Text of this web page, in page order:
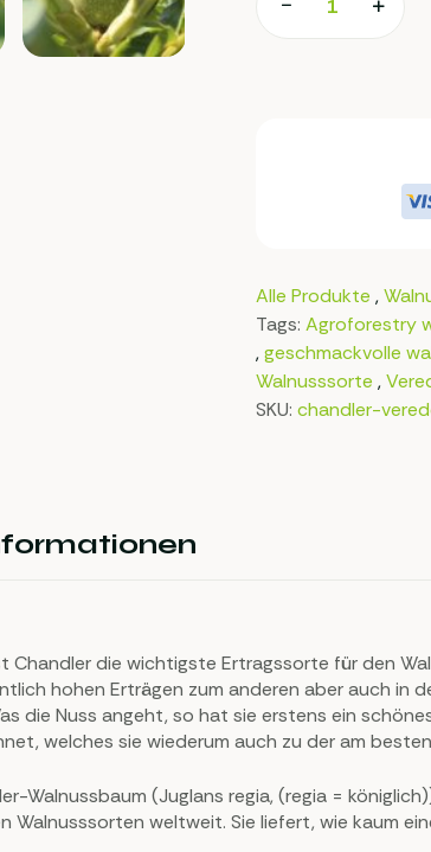
Alle Produkte ,
Tags:Agroforestry
,geschmackvolle
Walnusssorte ,
SKU:chandler-
Chandler die wichtigste Ertragssorte für den
hohen Erträgen zum anderen aber auch in
die Nuss angeht, so hat sie erstens ein
welches sie wiederum auch zu der am
Walnussbaum (Juglans regia, (regia =
Walnusssorten weltweit. Sie liefert, wie kaum